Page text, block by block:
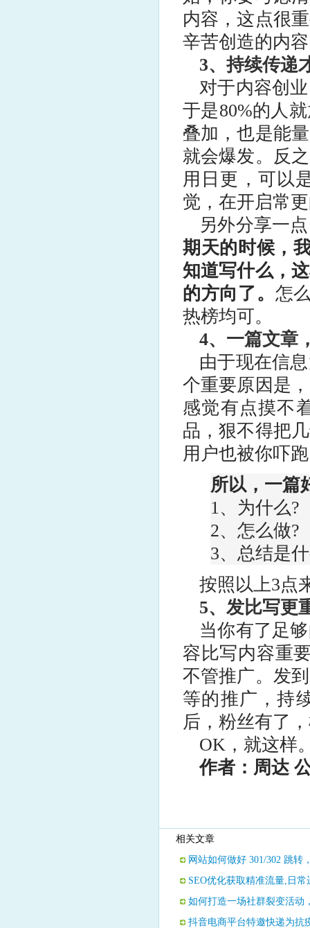
内容，这点很
辛苦创造的内
3、持续传递
对于内容创
于是80%的人
叠加，也是能
就会爆发。反
用日更，可以
觉，在开启常
另外分享一
期天的时候，
知道写什么，
的方向了。 怎
热榜均可。
4、一篇文章
由于现在信
个重要原因是
感觉有点摸不
品，狠不得把
用户也被你吓
所以，一篇
1、为什么?
2、怎么做?
3、总结是
按照以上3点
5、发比写更
当你有了足
容比写内容重
不管推广。发
等的推广，持
后，粉丝有了
OK，就这样
作者：周达
相关文章
网站如何做好 301/302 跳转
SEO优化获取精准流量,日
如何打造一场社群裂变活动
抖音电商平台特邀快递为抗